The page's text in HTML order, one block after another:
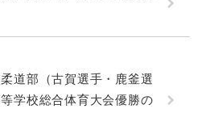
道部（古賀選手・鹿釜選
学校総合体育大会優勝の